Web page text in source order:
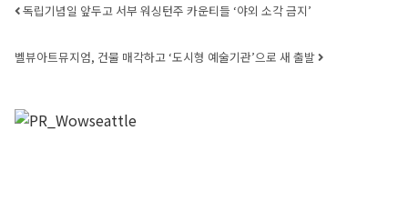
Post navigation
독립기념일 앞두고 서부 워싱턴주 카운티들 ‘야외 소각 금지’
벨뷰아트뮤지엄, 건물 매각하고 ‘도시형 예술기관’으로 새 출발